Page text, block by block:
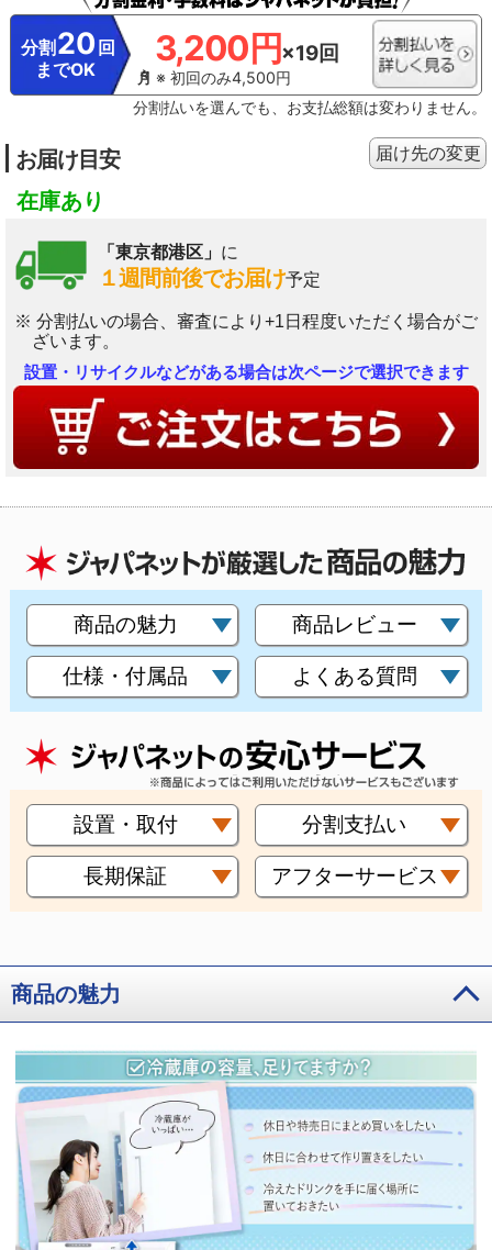
分割 20 回
までOK
3,200円×19回
※ 初回のみ4,500円
分割払いを選んでも、お支払総額は変わりません。
お届け目安
在庫あり
「東京都港区」 に
１週間前後でお届け予定
※ 分割払いの場合、審査により+1日程度いただく場合がご
ざいます。
届け先の変更
設置・リサイクルなどがある場合は次ページで選択できます
商品の魅力 商品レビュー
仕様・付属品 よくある質問
設置・取付 分割支払い
長期保証 アフターサービス
商品の魅力